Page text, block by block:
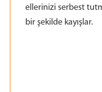
ellerinizi serbest
bir şekilde kayışlar.